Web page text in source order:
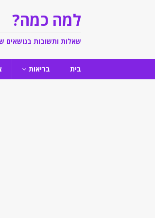
למה כמה?
שאלות ותשובות בנושאים
בית בריאות